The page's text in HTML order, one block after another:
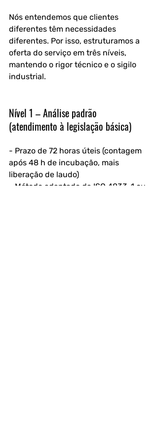
Nós entendemos que clientes
diferentes têm necessidades
diferentes. Por isso, estruturamos a
oferta do serviço em três níveis,
mantendo o rigor técnico e o sigilo
industrial.
Nível 1 – Análise padrão
(atendimento à legislação básica)
- Prazo de 72 horas úteis (contagem
após 48 h de incubação, mais
liberação de laudo)
- Método adaptado da ISO 4833-1 ou